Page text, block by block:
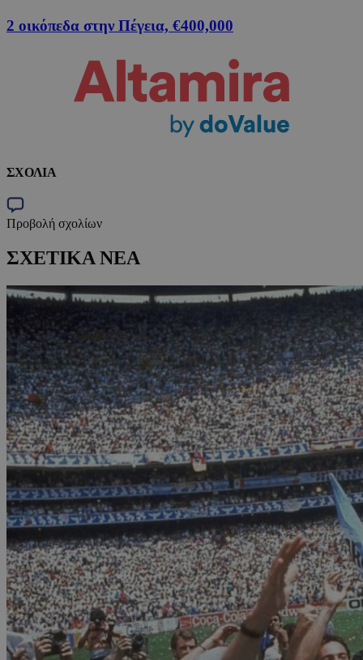
2 οικόπεδα στην Πέγεια, €400,000
ΣΧΟΛΙΑ
Προβολή σχολίων
ΣΧΕΤΙΚΑ ΝΕΑ